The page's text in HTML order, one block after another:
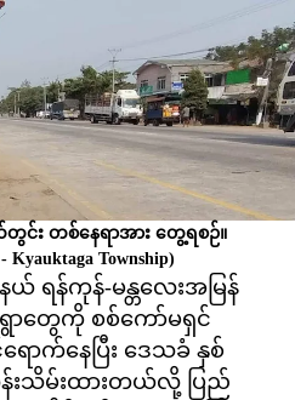
တွင်း တစ်နေရာအား တွေ့ရစဉ်။
Kyauktaga Township)
ယ် ရန်ကုန်-မန္တလေးအမြန်
ာတွေကို စစ်ကော်မရှင်
ောက်နေပြီး ဒေသခံ နှစ်
းသိမ်းထားတယ်လို့ ပြည်